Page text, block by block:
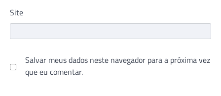
Site
Salvar meus dados neste navegador para a próxima vez
que eu comentar.